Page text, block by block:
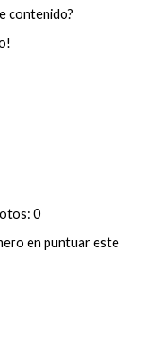
contenido?
0
en puntuar este